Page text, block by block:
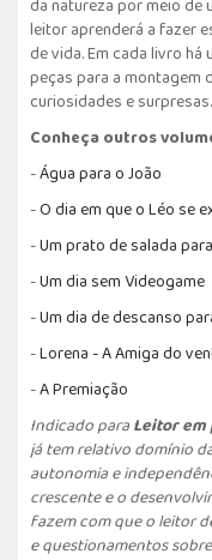
da natureza por meio de
leitor aprenderá a fazer
de vida. Em cada livro
peças para a montagem
curiosidades e surpresas.
Conheça outros
-Água para o João
-O dia em que o Léo se
-Um prato de salada
-Um dia sem Videogame
-Um dia de descanso
-Lorena - A Amiga do
-A Premiação
Indicado paraLeitor em
já tem relativo domínio
autonomia e
crescente e o
fazem com que o leitor
e questionamentos